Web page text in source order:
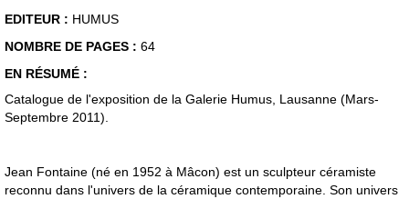
EDITEUR : HUMUS
NOMBRE DE PAGES : 64
EN RÉSUMÉ :
Catalogue de l'exposition de la Galerie Humus, Lausanne (Mars-
Septembre 2011).
Jean Fontaine (né en 1952 à Mâcon) est un sculpteur céramiste
reconnu dans l'univers de la céramique contemporaine. Son univers